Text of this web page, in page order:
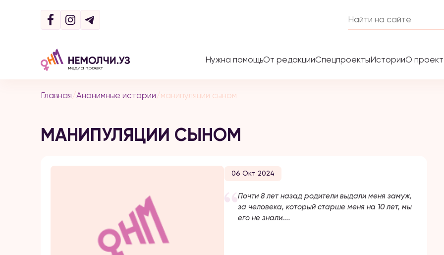
Нужна помощьОт редакцииСпецпроектыИсторииО
Главная/Анонимные истории/манипуляции сыном
МАНИПУЛЯЦИИ СЫНОМ
06 Окт 2024
Почти 8 лет назад родители выдали меня замуж,
за человека, который старше меня на 10 лет, мы
его не знали....